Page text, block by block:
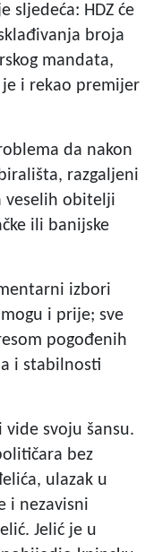
sljedeća: HDZ će
broja
mandata,
i rekao premijer
da nakon
razgaljeni
veselih obitelji
ili banijske
izbori
i prije; sve
pogođenih
i stabilnosti
svoju šansu.
bez
ulazak u
i nezavisni
Jelić je u